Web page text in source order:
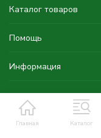
Главная Каталог
Каталог товаров
Помощь
Информация